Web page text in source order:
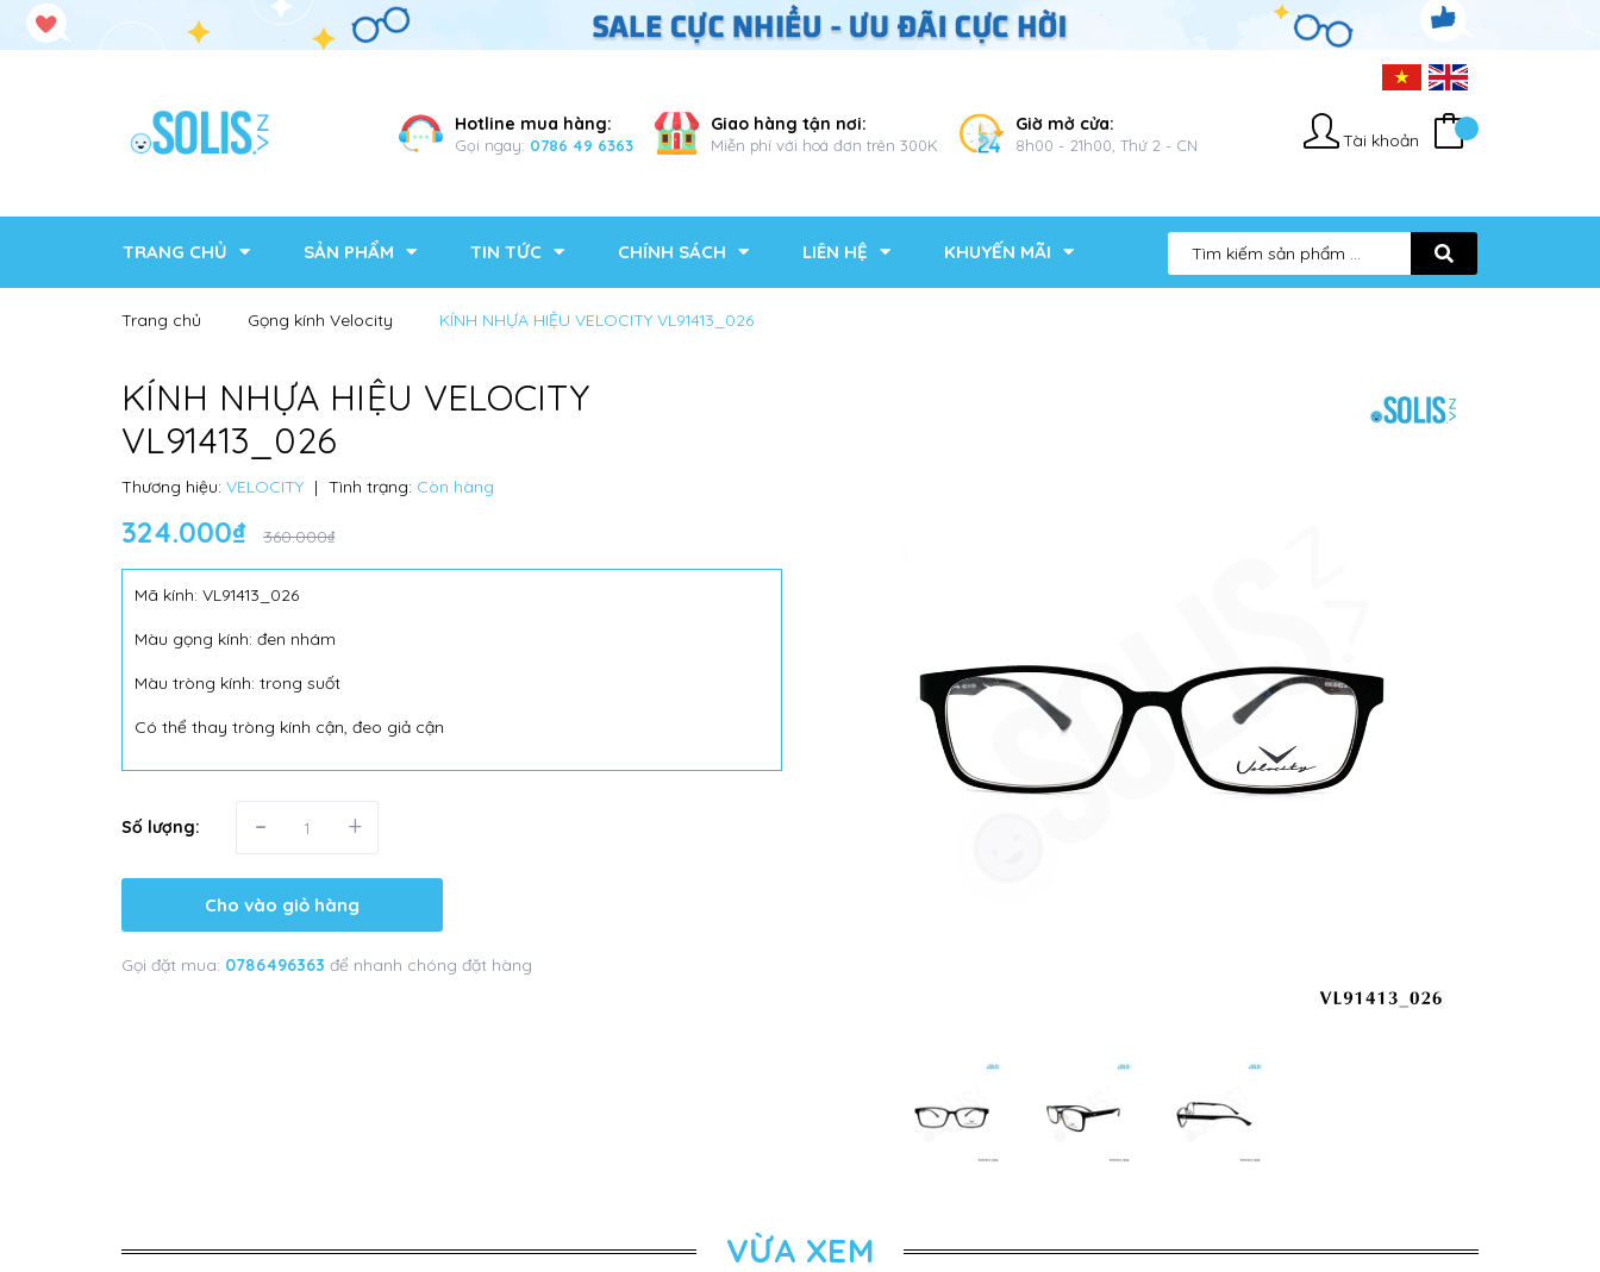
Hotline mua hàng:
Gọi ngay: 0786 49 6363
Giao hàng tận nơi:
Miễn phí với hoá đơn trên 300K
Giờ mở cửa:
8h00 - 21h00, Thứ 2 - CN Tài khoản
TRANG CHỦ SẢN PHẨM TIN TỨC CHÍNH SÁCH LIÊN HỆ KHUYẾN MÃI
Trang chủ Gọng kính Velocity KÍNH NHỰA HIỆU VELOCITY VL91413_026
KÍNH NHỰA HIỆU VELOCITY
VL91413_026
Thương hiệu: VELOCITY | Tình trạng: Còn hàng
324.000₫ 360.000₫
Mã kính: VL91413_026
Màu gọng kính: đen nhám
Màu tròng kính: trong suốt
Có thể thay tròng kính cận, đeo giả cận
Số lượng: - +
Cho vào giỏ hàng
Gọi đặt mua: 0786496363 để nhanh chóng đặt hàng
VỪA XEM